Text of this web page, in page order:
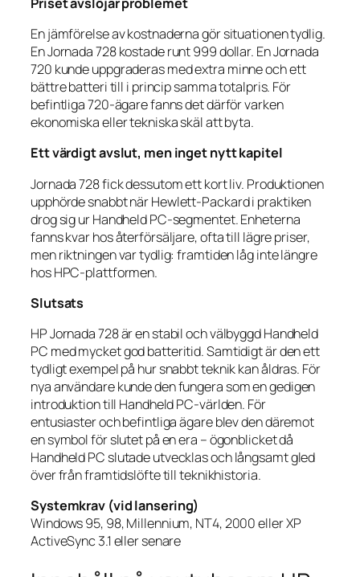
En jämförelse av kostnaderna gör situationen tydlig.
En Jornada 728 kostade runt 999 dollar. En Jornada
720 kunde uppgraderas med extra minne och ett
bättre batteri till i princip samma totalpris. För
befintliga 720-ägare fanns det därför varken
ekonomiska eller tekniska skäl att byta.
Ett värdigt avslut, men inget nytt kapitel
Jornada 728 fick dessutom ett kort liv. Produktionen
upphörde snabbt när Hewlett-Packard i praktiken
drog sig ur Handheld PC-segmentet. Enheterna
fanns kvar hos återförsäljare, ofta till lägre priser,
men riktningen var tydlig: framtiden låg inte längre
hos HPC-plattformen.
Slutsats
HP Jornada 728 är en stabil och välbyggd Handheld
PC med mycket god batteritid. Samtidigt är den ett
tydligt exempel på hur snabbt teknik kan åldras. För
nya användare kunde den fungera som en gedigen
introduktion till Handheld PC-världen. För
entusiaster och befintliga ägare blev den däremot
en symbol för slutet på en era – ögonblicket då
Handheld PC slutade utvecklas och långsamt gled
över från framtidslöfte till teknikhistoria.
Systemkrav (vid lansering)
Windows 95, 98, Millennium, NT4, 2000 eller XP
ActiveSync 3.1 eller senare